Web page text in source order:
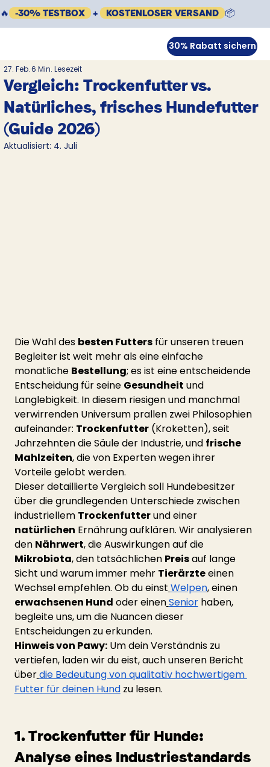
🔥 -30% TESTBOX + KOSTENLOSER VERSAND 📦
30% Rabatt sichern
Vergleich: Trockenfutter vs.
Natürliches, frisches Hundefutter
(Guide 2026)
27. Feb.6 Min. Lesezeit
Aktualisiert: 4. Juli
Die Wahl des besten Futters für unseren treuen
Begleiter ist weit mehr als eine einfache
monatliche Bestellung; es ist eine entscheidende
Entscheidung für seine Gesundheit und
Langlebigkeit. In diesem riesigen und manchmal
verwirrenden Universum prallen zwei Philosophien
aufeinander: Trockenfutter (Kroketten), seit
Jahrzehnten die Säule der Industrie, und frische
Mahlzeiten, die von Experten wegen ihrer
Vorteile gelobt werden.
Dieser detaillierte Vergleich soll Hundebesitzer
über die grundlegenden Unterschiede zwischen
industriellem Trockenfutter und einer
natürlichen Ernährung aufklären. Wir analysieren
den Nährwert, die Auswirkungen auf die
Mikrobiota, den tatsächlichen Preis auf lange
Sicht und warum immer mehr Tierärzte einen
Wechsel empfehlen. Ob du einst Welpen, einen
erwachsenen Hund oder einenSenior haben,
begleite uns, um die Nuancen dieser
Entscheidungen zu erkunden.
Hinweis von Pawy: Um dein Verständnis zu
vertiefen, laden wir du eist, auch unseren Bericht
überdie Bedeutung von qualitativ hochwertigem
Futter für deinen Hund zu lesen.
1. Trockenfutter für Hunde:
Analyse eines Industriestandards